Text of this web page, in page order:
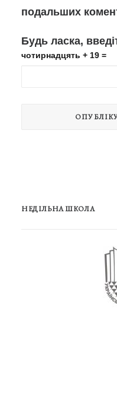
подальших
Будь ласка,
чотирнадцять + 19 =
НЕДІЛЬНА ШКОЛА